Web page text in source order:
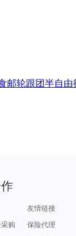
邮轮跟团半自由
友情链接
购
保险代理